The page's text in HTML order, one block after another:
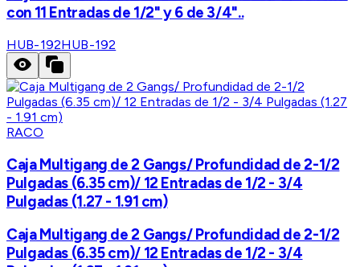
con 11 Entradas de 1/2" y 6 de 3/4"..
HUB-192HUB-192
RACO
Caja Multigang de 2 Gangs/ Profundidad de 2-1/2
Pulgadas (6.35 cm)/ 12 Entradas de 1/2 - 3/4
Pulgadas (1.27 - 1.91 cm)
Caja Multigang de 2 Gangs/ Profundidad de 2-1/2
Pulgadas (6.35 cm)/ 12 Entradas de 1/2 - 3/4